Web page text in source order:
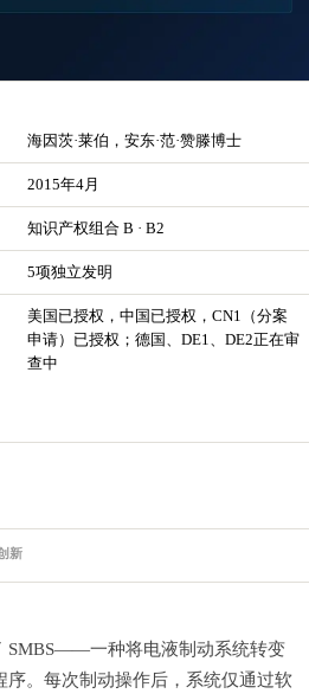
海因茨·莱伯，安东·范·赞滕博士
2015年4月
知识产权组合 B · B2
5项独立发明
美国已授权，中国已授权，CN1（分案
申请）已授权；德国、DE1、DE2正在审
查中
新
SMBS——一种将电液制动系统转变
序。每次制动操作后，系统仅通过软